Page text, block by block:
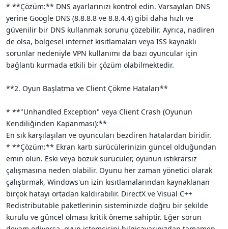
* **Çözüm:** DNS ayarlarınızı kontrol edin. Varsayılan DNS
yerine Google DNS (8.8.8.8 ve 8.8.4.4) gibi daha hızlı ve
güvenilir bir DNS kullanmak sorunu çözebilir. Ayrıca, nadiren
de olsa, bölgesel internet kısıtlamaları veya ISS kaynaklı
sorunlar nedeniyle VPN kullanımı da bazı oyuncular için
bağlantı kurmada etkili bir çözüm olabilmektedir.
**2. Oyun Başlatma ve Client Çökme Hataları**
* **"Unhandled Exception" veya Client Crash (Oyunun
Kendiliğinden Kapanması):**
En sık karşılaşılan ve oyuncuları bezdiren hatalardan biridir.
* **Çözüm:** Ekran kartı sürücülerinizin güncel olduğundan
emin olun. Eski veya bozuk sürücüler, oyunun istikrarsız
çalışmasına neden olabilir. Oyunu her zaman yönetici olarak
çalıştırmak, Windows'un izin kısıtlamalarından kaynaklanan
birçok hatayı ortadan kaldırabilir. DirectX ve Visual C++
Redistributable paketlerinin sisteminizde doğru bir şekilde
kurulu ve güncel olması kritik öneme sahiptir. Eğer sorun